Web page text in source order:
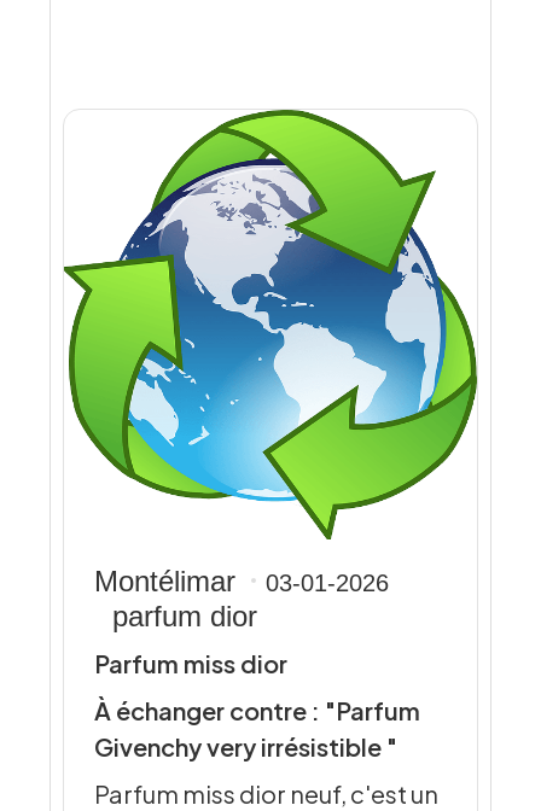
Montélimar 03-01-2026
parfum dior
Parfum miss dior
À échanger contre : "Parfum
Givenchy very irrésistible "
Parfum miss dior neuf, c'est un